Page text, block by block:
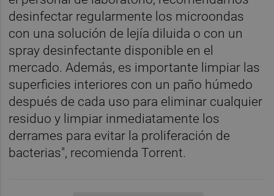
desinfectar regularmente los microondas
con una solución de lejía diluida o con un
spray desinfectante disponible en el
mercado. Además, es importante limpiar las
superficies interiores con un paño húmedo
después de cada uso para eliminar cualquier
residuo y limpiar inmediatamente los
derrames para evitar la proliferación de
bacterias", recomienda Torrent.